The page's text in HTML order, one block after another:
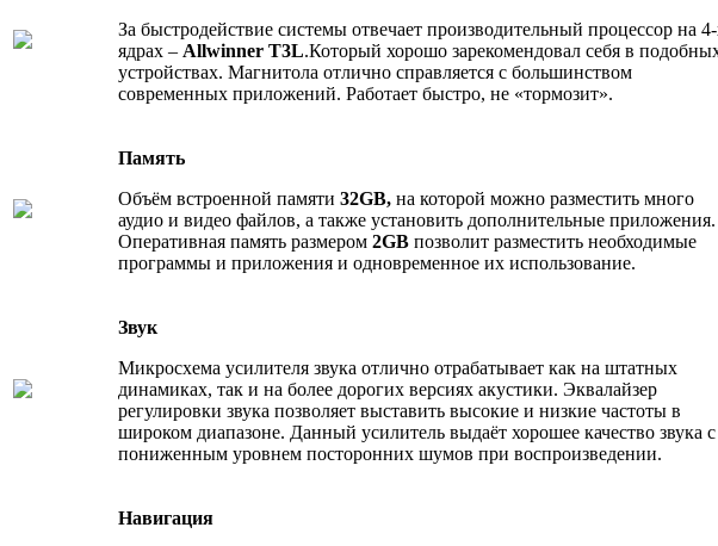
За быстродействие системы отвечает производительный процессор на
ядрах – Allwinner T3L.Который хорошо зарекомендовал себя в
устройствах. Магнитола отлично справляется с большинством
современных приложений. Работает быстро, не «тормозит».
Память
Объём встроенной памяти 32GB, на которой можно разместить много
аудио и видео файлов, а также установить дополнительные приложения.
Оперативная память размером 2GB позволит разместить необходимые
программы и приложения и одновременное их использование.
Звук
Микросхема усилителя звука отлично отрабатывает как на штатных
динамиках, так и на более дорогих версиях акустики. Эквалайзер
регулировки звука позволяет выставить высокие и низкие частоты в
широком диапазоне. Данный усилитель выдаёт хорошее качество звука с
пониженным уровнем посторонних шумов при воспроизведении.
Навигация